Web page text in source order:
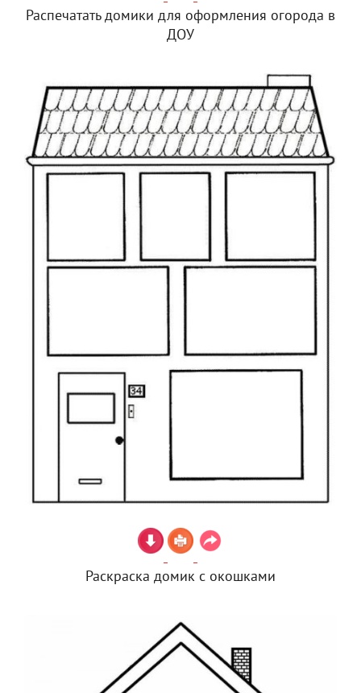
Распечатать домики для оформления огорода в
ДОУ
Раскраска домик с окошками